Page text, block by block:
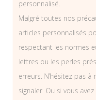
personnalisé.
Malgré toutes nos
articles personnalisés
respectant les normes
lettres ou les perles
erreurs. N’hésitez pas
signaler. Ou si vous